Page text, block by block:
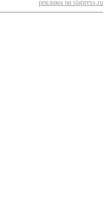
реклама на siapress.ru